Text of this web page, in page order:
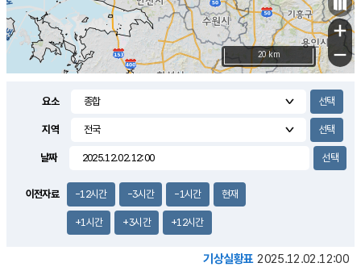
+
−
20 km
요소
지역
날짜
이전자료 -12시간 -3시간 -1시간 현재
+1시간 +3시간 +12시간
기상실황표 2025.12.02.12:00